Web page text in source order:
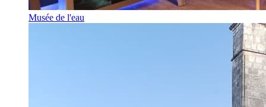
Musée de l'eau